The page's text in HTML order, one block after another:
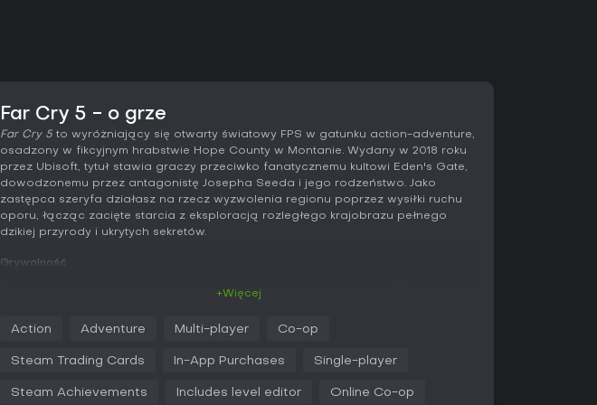
Far Cry 5 - o grze
Far Cry 5 to wyróżniający się otwarty światowy FPS w gatunku action-adventure,
osadzony w fikcyjnym hrabstwie Hope County w Montanie. Wydany w 2018 roku
przez Ubisoft, tytuł stawia graczy przeciwko fanatycznemu kultowi Eden's Gate,
dowodzonemu przez antagonistę Josepha Seeda i jego rodzeństwo. Jako
zastępca szeryfa działasz na rzecz wyzwolenia regionu poprzez wysiłki ruchu
oporu, łącząc zacięte starcia z eksploracją rozległego krajobrazu pełnego
dzikiej przyrody i ukrytych sekretów.
Grywalność
walczysz z członkami kultu i zwierzętami, korzystając z szerokiego arsenału broni
Eksploracja odgrywa kluczową rolę, umożliwiając swobodne poruszanie się po
rekrutować sojuszników z grupy Guns for Hire lub Fangs for Hire - ludzkich
Boomerem - do pomocy w walkach. Misje poboczne i rozgałęziona fabuła
+Więcej
Action Adventure Multi-player Co-op
Steam Trading Cards In-App Purchases Single-player
Steam Achievements Includes level editor Online Co-op